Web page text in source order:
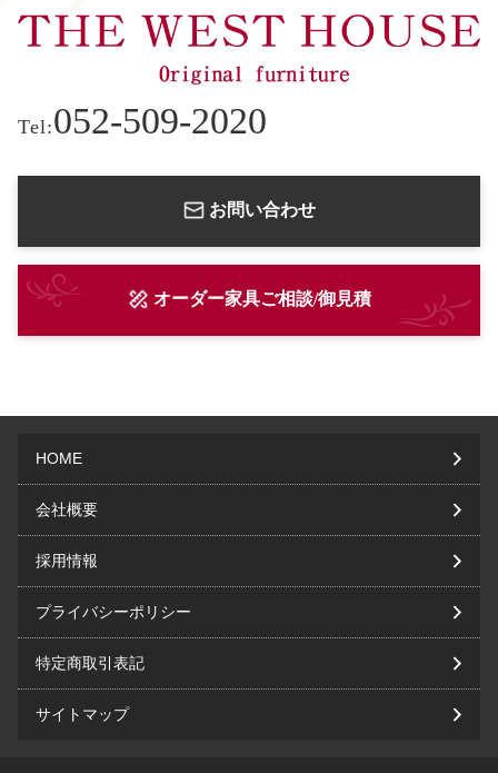
Tel:052-509-2020
お問い合わせ
オーダー家具ご相談/御見積
HOME
会社概要
採用情報
プライバシーポリシー
特定商取引表記
サイトマップ